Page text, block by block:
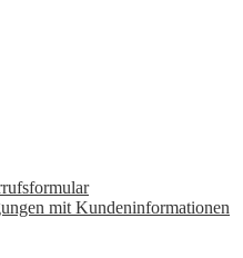
mit Kundeninformationen